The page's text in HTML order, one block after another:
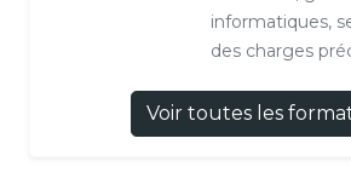
informatiques,
des charges
Voir toutes les